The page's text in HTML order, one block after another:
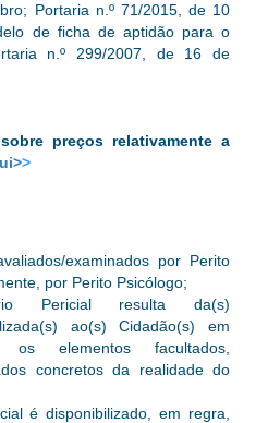
Portaria n.º 71/2015, de 10
de ficha de aptidão para o
n.º 299/2007, de 16 de
sobre preços relativamente a
>
examinados por Perito
por Perito Psicólogo;
Pericial resulta da(s)
ao(s) Cidadão(s) em
os elementos facultados,
concretos da realidade do
é disponibilizado, em regra,